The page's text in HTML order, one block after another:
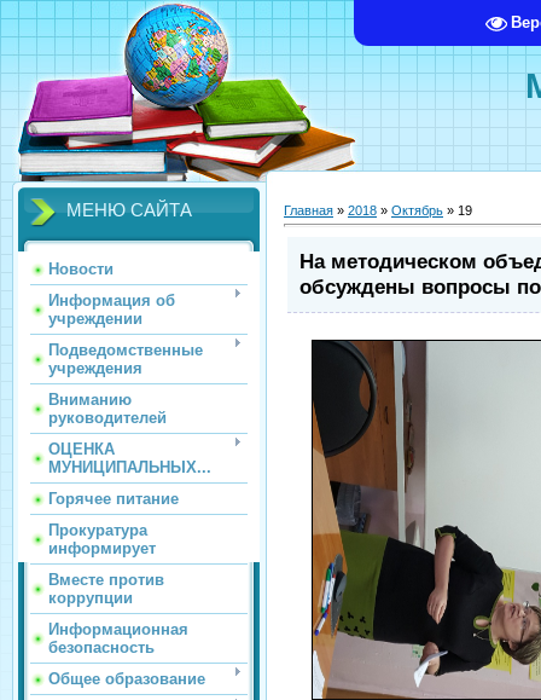
МЕНЮ САЙТА
Новости
Информация об
учреждении
Подведомственные
учреждения
Вниманию
руководителей
ОЦЕНКА
МУНИЦИПАЛЬНЫХ...
Горячее питание
Прокуратура
информирует
Вместе против
коррупции
Информационная
безопасность
Общее образование
Главная » 2018 » Октябрь » 19
На методическом
обсуждены вопросы